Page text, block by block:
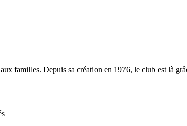
familles. Depuis sa création en 1976, le club est là